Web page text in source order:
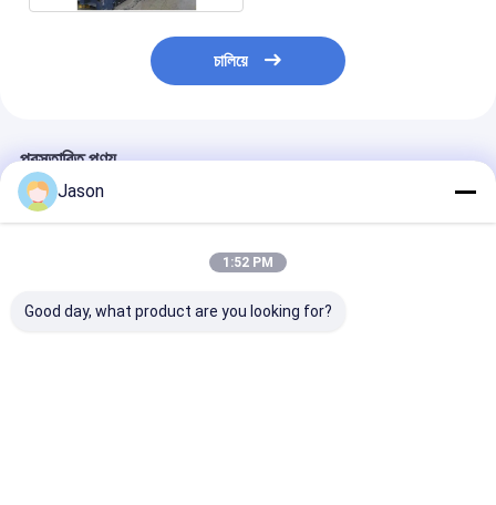
চালিয়ে
প্রস্তাবিত পণ্য
Jason
1:52 PM
Good day, what product are you looking for?